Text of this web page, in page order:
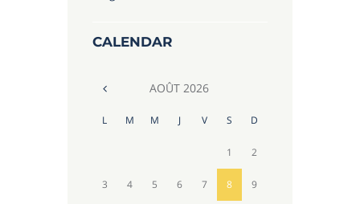
CALENDAR
AOÛT 2026
L M M J V S D
1 2
3 4 5 6 7 8 9